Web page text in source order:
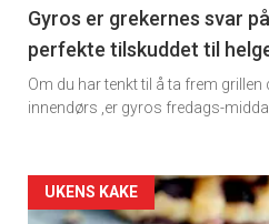
11
Dagens
rett
Gyros er grekernes svar
perfekte tilskuddet til
Om du har tenkt til å ta frem grillen
innendørs ,er gyros fredags-
Artikler
UKENS KAKE